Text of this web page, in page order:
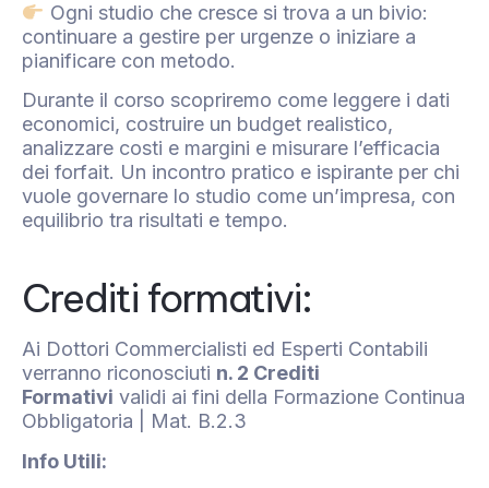
Ogni studio che cresce si trova a un bivio:
continuare a gestire per urgenze o iniziare a
pianificare con metodo.
Durante il corso scopriremo come leggere i dati
economici, costruire un budget realistico,
analizzare costi e margini e misurare l’efficacia
dei forfait. Un incontro pratico e ispirante per chi
vuole governare lo studio come un’impresa, con
equilibrio tra risultati e tempo.
Crediti formativi:
Ai Dottori Commercialisti ed Esperti Contabili
verranno riconosciuti n. 2 Crediti
Formativi validi ai fini della Formazione Continua
Obbligatoria | Mat. B.2.3
‍Info Utili: